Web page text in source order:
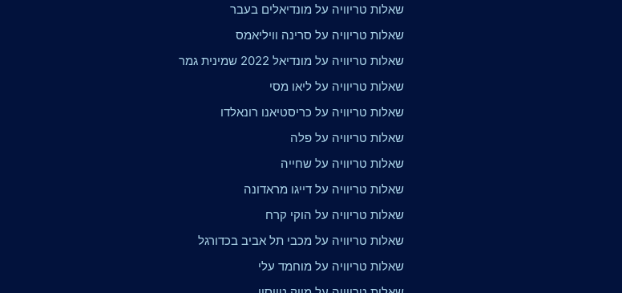
שאלות טריוויה על מונדיאלים בעבר
שאלות טריוויה על סרינה וויליאמס
שאלות טריוויה על מונדיאל 2022 שמינית גמר
שאלות טריוויה על ליאו מסי
שאלות טריוויה על כריסטיאנו רונאלדו
שאלות טריוויה על פלה
שאלות טריוויה על שחייה
שאלות טריוויה על דייגו מראדונה
שאלות טריוויה על הוקי קרח
שאלות טריוויה על מכבי תל אביב בכדורגל
שאלות טריוויה על מוחמד עלי